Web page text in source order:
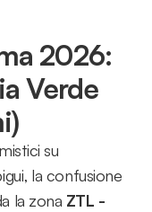
2026:
Verde
su
la confusione
la zona ZTL -